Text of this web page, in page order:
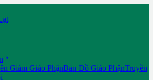

Giám Giáo PhậnBản Đồ Giáo PhậnTruyền